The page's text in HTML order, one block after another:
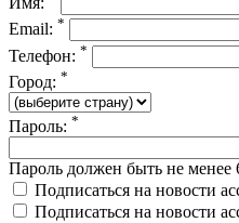
Email: *
Телефон: *
Город: *
Пароль: *
Пароль должен быть не менее
Подписаться на новости
Подписаться на новости